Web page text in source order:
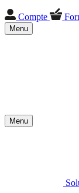
Compte
Menu
Menu